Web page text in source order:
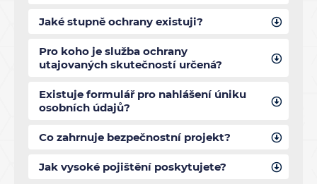
Jaké stupně ochrany existuji?
Pro koho je služba ochrany
utajovaných skutečností určená?
Existuje formulář pro nahlášení úniku
osobních údajů?
Co zahrnuje bezpečnostní projekt?
Jak vysoké pojištění poskytujete?